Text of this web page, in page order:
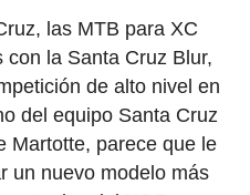
las MTB para XC
la Santa Cruz Blur,
de alto nivel en
del equipo Santa Cruz
Martotte, parece que le
un nuevo modelo más